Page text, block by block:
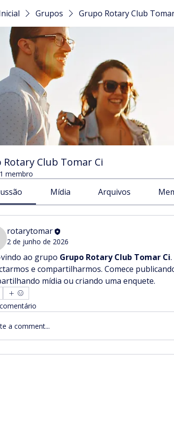
Grupos Grupo Rotary Club
Club Tomar Ci
1 membro
Mídia Arquivos
rotarytomar
2 de junho de 2026
ao grupo Grupo Rotary Club Tomar Ci
e compartilharmos. Comece
mídia ou criando uma enquete.
a comment...